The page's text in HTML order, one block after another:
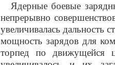
Ядерные боевые
непрерывно
увеличивалась дальность
мощность зарядов для
торпед по движущейся